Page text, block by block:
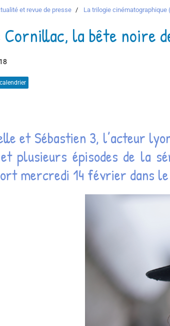
et revue de presse La trilogie cinématographique
la bête noire
et Sébastien 3, l’acteur
plusieurs épisodes de la
mercredi 14 février dans